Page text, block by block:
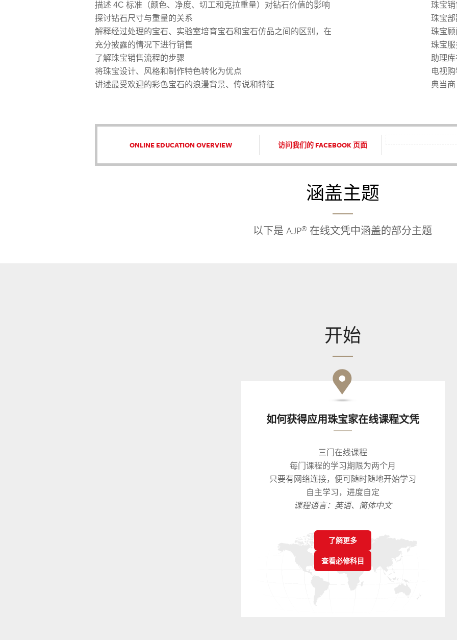
描述 4C 标准（颜色、净度、切工和克拉重量）对钻石价值的影响
探讨钻石尺寸与重量的关系
解释经过处理的宝石、实验室培育宝石和宝石仿品之间的区别，在
充分披露的情况下进行销售
了解珠宝销售流程的步骤
将珠宝设计、风格和制作特色转化为优点
讲述最受欢迎的彩色宝石的浪漫背景、传说和特征
珠宝
珠宝
珠宝顾
珠宝
助理
电视
典当商
ONLINE EDUCATION OVERVIEW 访问我们的 FACEBOOK 页面
涵盖主题
以下是 AJP® 在线文凭中涵盖的部分主题
开始
如何获得应用珠宝家在线课程文凭
三门在线课程
每门课程的学习期限为两个月
只要有网络连接，便可随时随地开始学习
自主学习，进度自定
课程语言：英语、简体中文
了解更多
查看必修科目